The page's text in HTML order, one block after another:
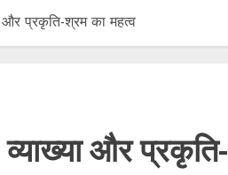
और प्रकृति-श्रम का महत्व
और प्रकृति-